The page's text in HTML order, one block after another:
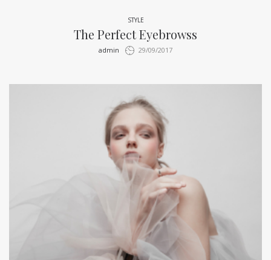
STYLE
The Perfect Eyebrowss
by
admin 29/09/2017